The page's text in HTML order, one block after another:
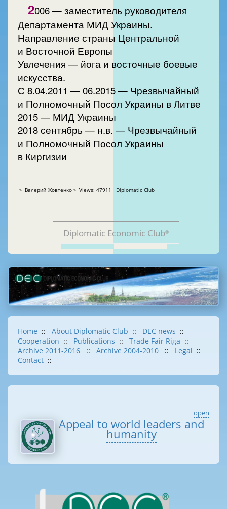
2006 — заместитель руководителя
Департамента МИД Украины.
Направление страны Центральной
и Восточной Европы
Увлечения — йога и восточные боевые
искусства.
С 8.04.2011 — 06.2015 — Чрезвычайный
и Полномочный Посол Украины в Литве
2015 — МИД Украины
2018 сентябрь — н.в. — Чрезвычайный
и Полномочный Посол Украины
в Киргизии
» Валерий Жовтенко » Views: 47911 Diplomatic Club
Diplomatic Economic Club®
Home :: About Diplomatic Club :: DEC news ::
Cooperation :: Publications :: Trade Fair Riga ::
Archive 2011-2016
:: Archive 2004-2010 :: Legal ::
Contact ::
open
Appeal to world leaders and
humanity